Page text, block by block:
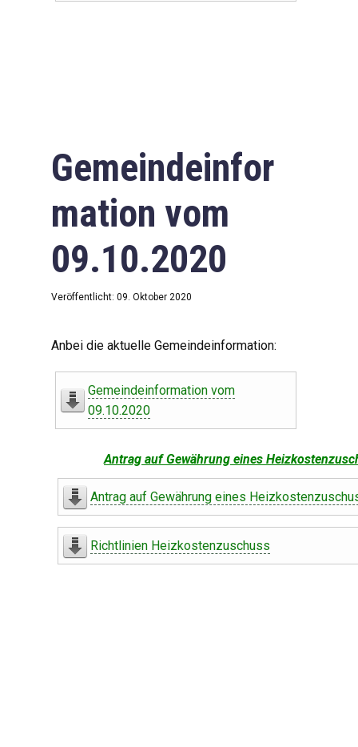
Gemeindeinfor
mation vom
09.10.2020
Veröffentlicht: 09. Oktober 2020
Anbei die aktuelle Gemeindeinformation:
Gemeindeinformation vom
09.10.2020
Antrag auf Gewährung eines
Antrag auf Gewährung eines
Richtlinien Heizkostenzuschuss